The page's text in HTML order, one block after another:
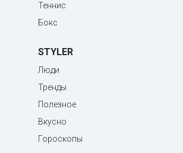
Теннис
Бокс
STYLER
Люди
Тренды
Полезное
Вкусно
Гороскопы